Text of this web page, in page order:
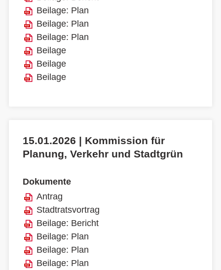
Beilage: Plan
Beilage: Plan
Beilage: Plan
Beilage
Beilage
Beilage
15.01.2026 | Kommission für
Planung, Verkehr und Stadtgrün
Dokumente
Antrag
Stadtratsvortrag
Beilage: Bericht
Beilage: Plan
Beilage: Plan
Beilage: Plan